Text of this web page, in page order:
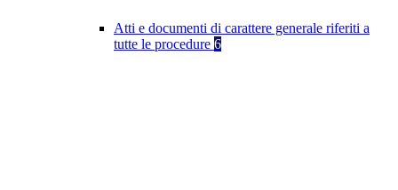
Atti e documenti di carattere generale riferiti a
tutte le procedure 6